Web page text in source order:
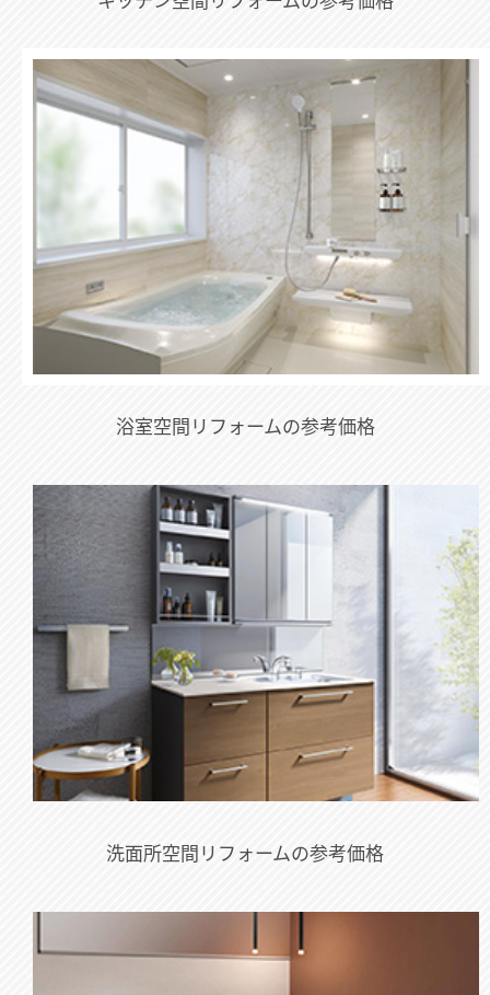
浴室空間リフォームの参考価格
洗面所空間リフォームの参考価格